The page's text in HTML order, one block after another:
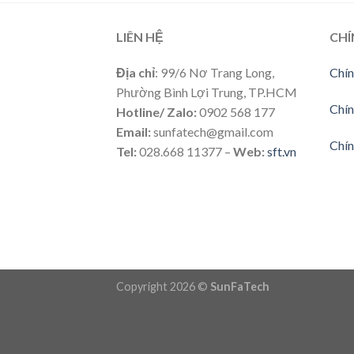
LIÊN HỆ
Địa chỉ: 99/6 Nơ Trang Long,
Phường Bình Lợi Trung, TP.HCM
Hotline/ Zalo:0902 568 177
Email:sunfatech@gmail.com
Tel:028.668 11377 – Web:sft.vn
Copyright 2026 © SunFaTech